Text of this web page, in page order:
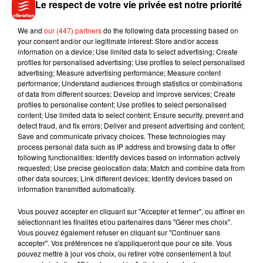
Le but est de l’utiliser avec parcimonie, pour faire des
économies.
Musique
7 août 2026
Julien Lieb s’essaye à la vie de chatelain
dans son nouveau clip
Madonna sort enfin le remix de « Love
Le respect de votre vie privée est notre priorité
We and our (447) partnersdo the following data processing based on
your consent and/or our legitimate interest: Store and/or access
information on a device; Use limited data to select advertising; Create
profiles for personalised advertising; Use profiles to select personalised
advertising; Measure advertising performance; Measure content
performance; Understand audiences through statistics or combinations
of data from different sources; Develop and improve services; Create
profiles to personalise content; Use profiles to select personalised
content; Use limited data to select content; Ensure security, prevent and
detect fraud, and fix errors; Deliver and present advertising and content;
Save and communicate privacy choices. These technologies may
process personal data such as IP address and browsing data to offer
following functionalities: Identify devices based on information actively
requested; Use precise geolocation data; Match and combine data from
other data sources; Link different devices; Identify devices based on
information transmitted automatically.
Vous pouvez accepter en cliquant sur "Accepter et fermer", ou affiner en
sélectionnant les finalités et/ou partenaires dans "Gérer mes choix".
Vous pouvez également refuser en cliquant sur "Continuer sans
accepter". Vos préférences ne s'appliqueront que pour ce site. Vous
pouvez mettre à jour vos choix, ou retirer votre consentement à tout